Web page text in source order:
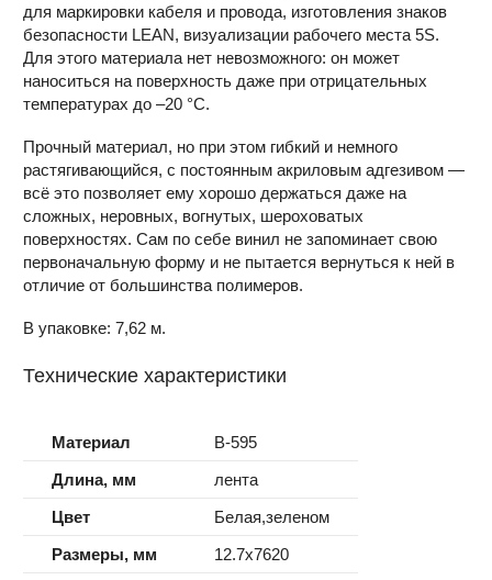
для маркировки кабеля и провода, изготовления знаков
безопасности LEAN, визуализации рабочего места 5S.
Для этого материала нет невозможного: он может
наноситься на поверхность даже при отрицательных
температурах до –20 °С.
Прочный материал, но при этом гибкий и немного
растягивающийся, с постоянным акриловым адгезивом —
всё это позволяет ему хорошо держаться даже на
сложных, неровных, вогнутых, шероховатых
поверхностях. Сам по себе винил не запоминает свою
первоначальную форму и не пытается вернуться к ней в
отличие от большинства полимеров.
В упаковке: 7,62 м.
Технические характеристики
Материал
B-595
Длина, мм
лента
Цвет
Белая,зеленом
Размеры, мм
12.7x7620